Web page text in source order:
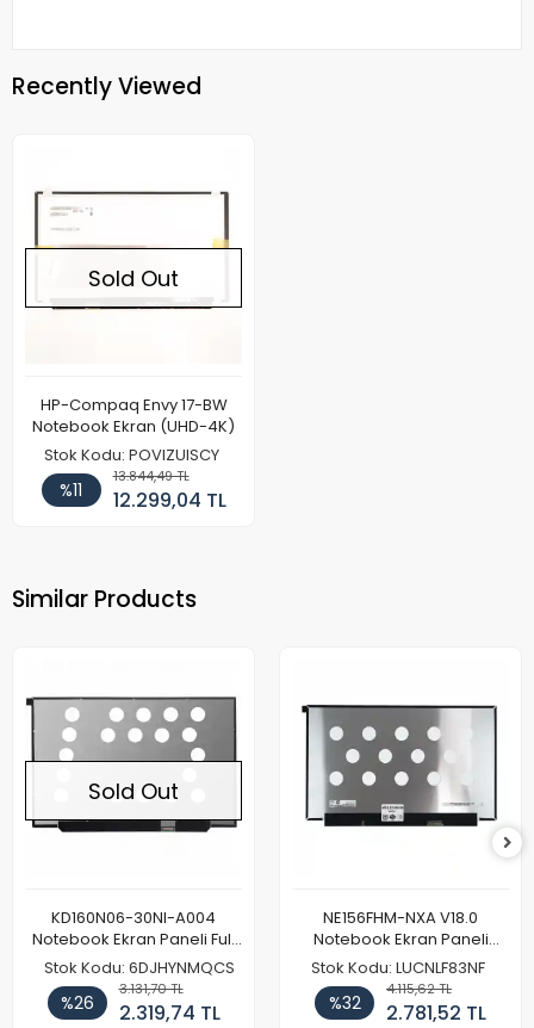
Recently Viewed
Sold Out
HP-Compaq Envy 17-BW
Notebook Ekran (UHD-4K)
Stok Kodu: POVIZUISCY
%11
13.844,49 TL
12.299,04 TL
Similar Products
Sold Out
KD160N06-30NI-A004
Notebook Ekran Paneli Full
HD
Stok Kodu: 6DJHYNMQCS
%26
3.131,70 TL
2.319,74 TL
NE156FHM-NXA V18.0
Notebook Ekran Paneli
144Hz
Stok Kodu: LUCNLF83NF
%32
4.115,62 TL
2.781,52 TL